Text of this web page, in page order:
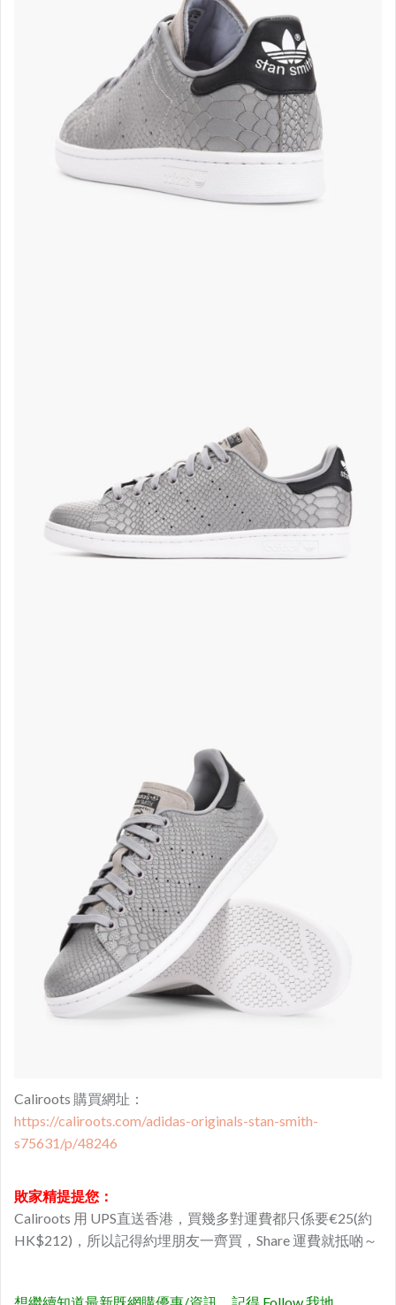
Caliroots 購買網址：
https://caliroots.com/adidas-originals-stan-smith-
s75631/p/48246
敗家精提提您：
Caliroots 用 UPS直送香港，買幾多對運費都只係要€25(約
HK$212)，所以記得約埋朋友一齊買，Share 運費就抵啲～